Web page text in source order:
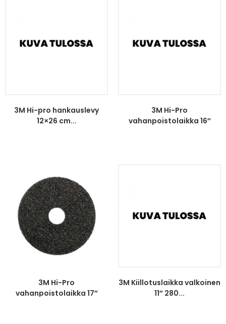
3M Hi-pro hankauslevy
12×26 cm...
3M Hi-Pro
vahanpoistolaikka 16″
3M Hi-Pro
vahanpoistolaikka 17″
3M Kiillotuslaikka valkoinen
11″ 280...